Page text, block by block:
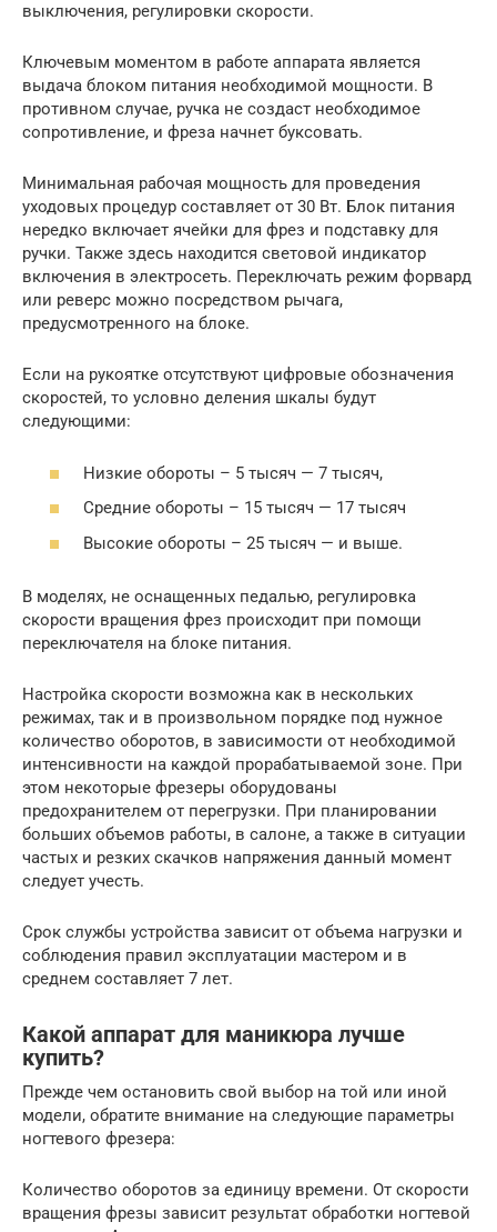
выключения, регулировки скорости.
Ключевым моментом в работе аппарата является
выдача блоком питания необходимой мощности. В
противном случае, ручка не создаст необходимое
сопротивление, и фреза начнет буксовать.
Минимальная рабочая мощность для проведения
уходовых процедур составляет от 30 Вт. Блок питания
нередко включает ячейки для фрез и подставку для
ручки. Также здесь находится световой индикатор
включения в электросеть. Переключать режим форвард
или реверс можно посредством рычага,
предусмотренного на блоке.
Если на рукоятке отсутствуют цифровые обозначения
скоростей, то условно деления шкалы будут
следующими:
Низкие обороты – 5 тысяч — 7 тысяч,
Средние обороты – 15 тысяч — 17 тысяч
Высокие обороты – 25 тысяч — и выше.
В моделях, не оснащенных педалью, регулировка
скорости вращения фрез происходит при помощи
переключателя на блоке питания.
Настройка скорости возможна как в нескольких
режимах, так и в произвольном порядке под нужное
количество оборотов, в зависимости от необходимой
интенсивности на каждой прорабатываемой зоне. При
этом некоторые фрезеры оборудованы
предохранителем от перегрузки. При планировании
больших объемов работы, в салоне, а также в ситуации
частых и резких скачков напряжения данный момент
следует учесть.
Срок службы устройства зависит от объема нагрузки и
соблюдения правил эксплуатации мастером и в
среднем составляет 7 лет.
Какой аппарат для маникюра лучше
купить?
Прежде чем остановить свой выбор на той или иной
модели, обратите внимание на следующие параметры
ногтевого фрезера:
Количество оборотов за единицу времени. От скорости
вращения фрезы зависит результат обработки ногтевой